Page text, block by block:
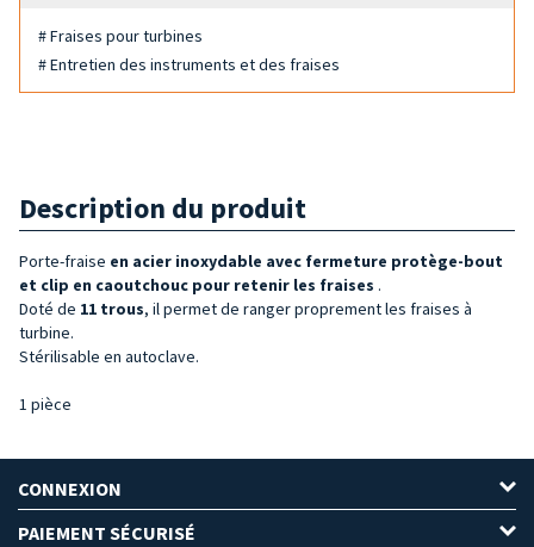
# Fraises pour turbines
# Entretien des instruments et des fraises
Description du produit
Porte-fraise en acier inoxydable avec fermeture protège-bout
et clip en caoutchouc pour retenir les fraises .
Doté de 11 trous, il permet de ranger proprement les fraises à
turbine.
Stérilisable en autoclave.
1 pièce
CONNEXION
PAIEMENT SÉCURISÉ